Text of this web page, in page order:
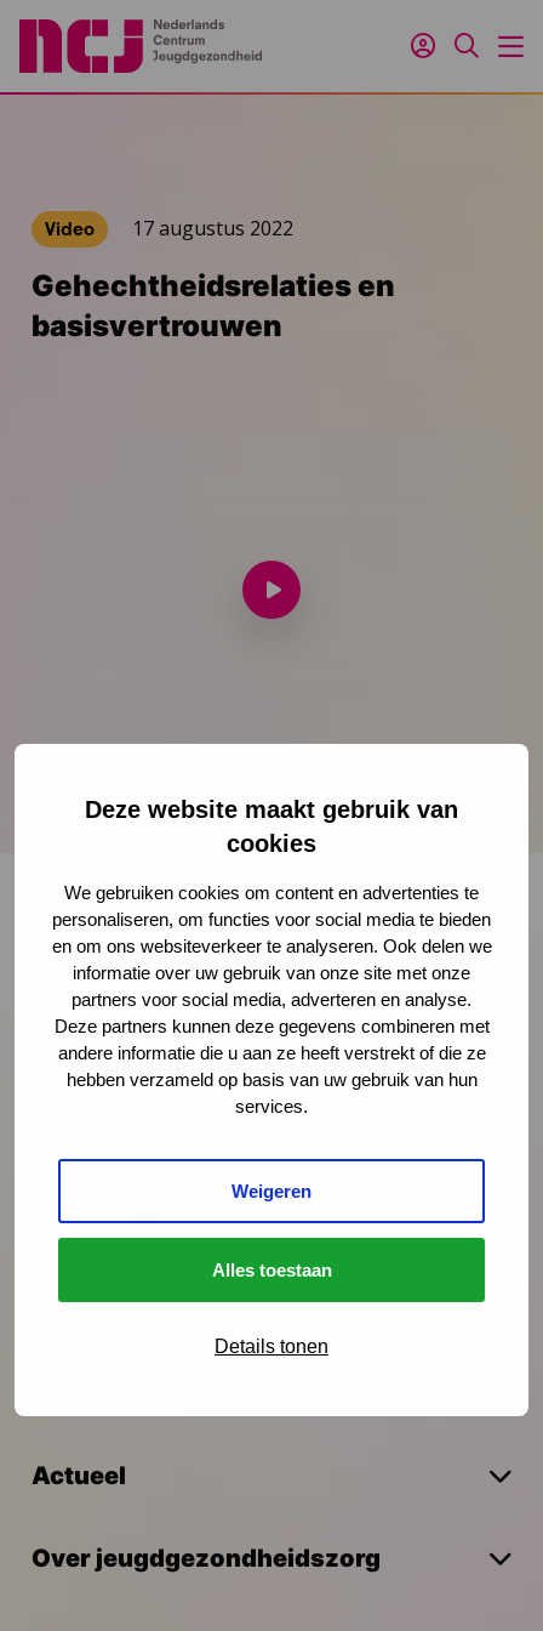
Deze website maakt gebruik van
cookies
We gebruiken cookies om content en advertenties te
personaliseren, om functies voor social media te bieden
en om ons websiteverkeer te analyseren. Ook delen we
informatie over uw gebruik van onze site met onze
partners voor social media, adverteren en analyse.
Deze partners kunnen deze gegevens combineren met
andere informatie die u aan ze heeft verstrekt of die ze
hebben verzameld op basis van uw gebruik van hun
services.
Weigeren
Alles toestaan
Details tonen
Inloggen
Zoeken
Video 17 augustus 2022
Gehechtheidsrelaties en
basisvertrouwen
Speel
Onze nieuwsbrief ontvangen?
Schrijf je in
Interventies
Onderzoek
Actueel
Over jeugdgezondheidszorg